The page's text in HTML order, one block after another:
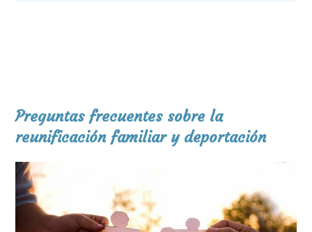
Preguntas frecuentes sobre la
reunificación familiar y deportación